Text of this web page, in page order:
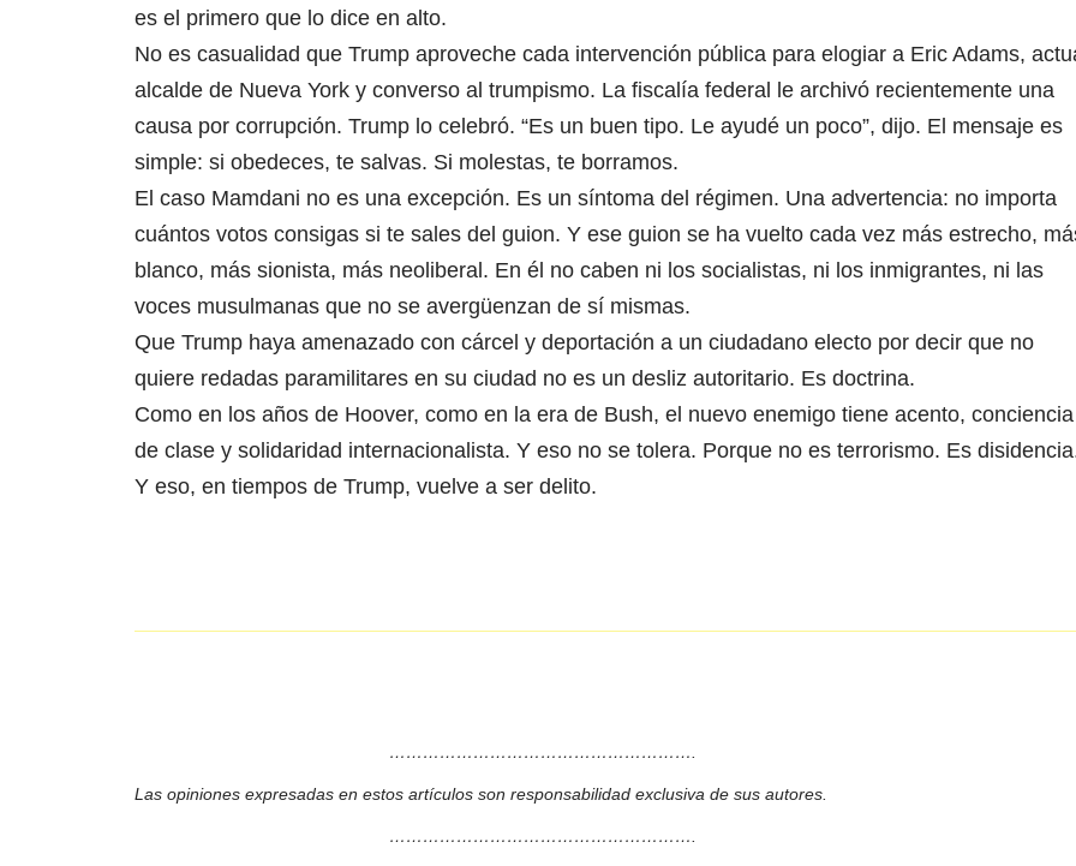
es el primero que lo dice en alto.
No es casualidad que Trump aproveche cada intervención pública para elogiar a Eric Adams,
alcalde de Nueva York y converso al trumpismo. La fiscalía federal le archivó recientemente una
causa por corrupción. Trump lo celebró. “Es un buen tipo. Le ayudé un poco”, dijo. El mensaje es
simple: si obedeces, te salvas. Si molestas, te borramos.
El caso Mamdani no es una excepción. Es un síntoma del régimen. Una advertencia: no importa
cuántos votos consigas si te sales del guion. Y ese guion se ha vuelto cada vez más estrecho,
blanco, más sionista, más neoliberal. En él no caben ni los socialistas, ni los inmigrantes, ni las
voces musulmanas que no se avergüenzan de sí mismas.
Que Trump haya amenazado con cárcel y deportación a un ciudadano electo por decir que no
quiere redadas paramilitares en su ciudad no es un desliz autoritario. Es doctrina.
Como en los años de Hoover, como en la era de Bush, el nuevo enemigo tiene acento, conciencia
de clase y solidaridad internacionalista. Y eso no se tolera. Porque no es terrorismo. Es
Y eso, en tiempos de Trump, vuelve a ser delito.
……………………………………………….
Las opiniones expresadas en estos artículos son responsabilidad exclusiva de sus autores.
……………………………………………….